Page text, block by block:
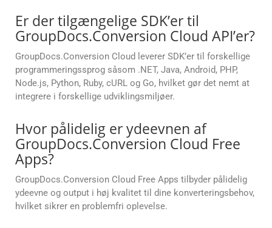
Er der tilgængelige SDK’er til
GroupDocs.Conversion Cloud API’er?
GroupDocs.Conversion Cloud leverer SDK’er til forskellige
programmeringssprog såsom .NET, Java, Android, PHP,
Node.js, Python, Ruby, cURL og Go, hvilket gør det nemt at
integrere i forskellige udviklingsmiljøer.
Hvor pålidelig er ydeevnen af
GroupDocs.Conversion Cloud Free
Apps?
GroupDocs.Conversion Cloud Free Apps tilbyder pålidelig
ydeevne og output i høj kvalitet til dine konverteringsbehov,
hvilket sikrer en problemfri oplevelse.